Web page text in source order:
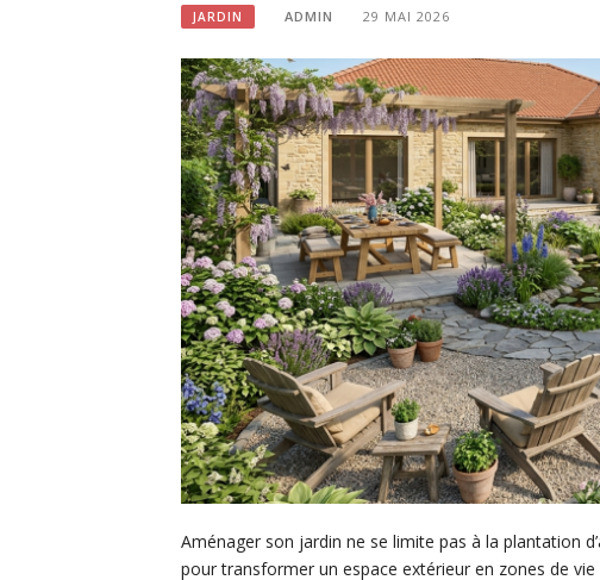
JARDIN ADMIN 29 MAI 2026
Aménager son jardin ne se limite pas à la plantation
pour transformer un espace extérieur en zones de